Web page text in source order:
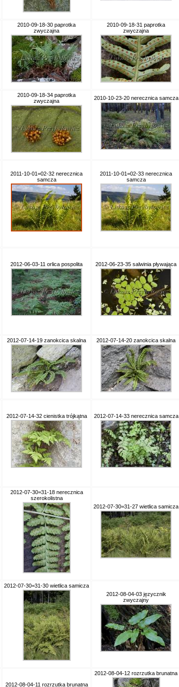
2010-09-18-30 paprotka
zwyczajna
2010-09-18-31 paprotka
zwyczajna
2010-09-18-34 paprotka
zwyczajna
2010-10-23-20 nerecznica samcza
2011-10-01=02-32 nerecznica
samcza
2011-10-01=02-33 nerecznica
samcza
2012-06-03-11 orlica pospolita
2012-06-23-35 salwinia pływająca
2012-07-14-19 zanokcica skalna 2012-07-14-20 zanokcica skalna
2012-07-14-32 cienistka trójkątna
2012-07-14-33 nerecznica samcza
2012-07-30=31-18 nerecznica
szerokolistna
2012-07-30=31-27 wietlica samicza
2012-07-30=31-30 wietlica samicza
2012-08-04-03 języcznik
zwyczajny
2012-08-04-11 rozrzutka brunatna
2012-08-04-12 rozrzutka brunatna